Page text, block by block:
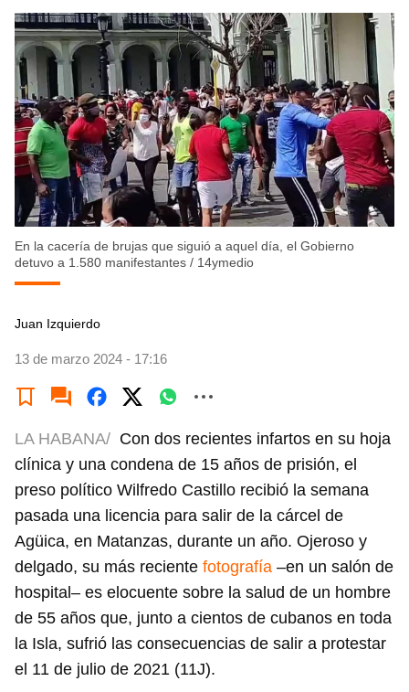
En la cacería de brujas que siguió a aquel día, el Gobierno
detuvo a 1.580 manifestantes / 14ymedio
Juan Izquierdo
13 de marzo 2024 - 17:16
LA HABANA/ Con dos recientes infartos en su hoja
clínica y una condena de 15 años de prisión, el
preso político Wilfredo Castillo recibió la semana
pasada una licencia para salir de la cárcel de
Agüica, en Matanzas, durante un año. Ojeroso y
delgado, su más reciente fotografía –en un salón de
hospital– es elocuente sobre la salud de un hombre
de 55 años que, junto a cientos de cubanos en toda
la Isla, sufrió las consecuencias de salir a protestar
el 11 de julio de 2021 (11J).